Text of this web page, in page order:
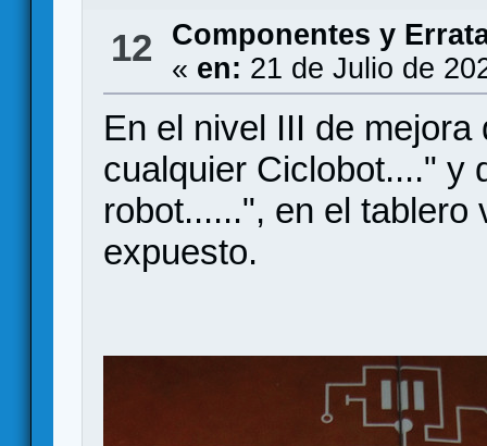
12
Componentes y
« en: 21 de Julio de
En el nivel III de
cualquier Ciclobot...." y
robot......", en el
expuesto.